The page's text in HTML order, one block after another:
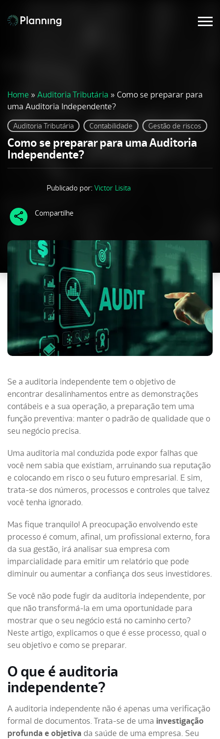
Home » Auditoria Tributária » Como se preparar para
uma Auditoria Independente?
Auditoria Tributária Contabilidade Gestão de riscos
Como se preparar para uma Auditoria
Independente?
Publicado por: Victor Lisita
Compartilhe
Se a auditoria independente tem o objetivo de
encontrar desalinhamentos entre as demonstrações
contábeis e a sua operação, a preparação tem uma
função preventiva: manter o padrão de qualidade que o
seu negócio precisa.
Uma auditoria mal conduzida pode expor falhas que
você nem sabia que existiam, arruinando sua reputação
e colocando em risco o seu futuro empresarial. E sim,
trata-se dos números, processos e controles que talvez
você tenha ignorado.
Mas fique tranquilo! A preocupação envolvendo este
processo é comum, afinal, um profissional externo, fora
da sua gestão, irá analisar sua empresa com
imparcialidade para emitir um relatório que pode
diminuir ou aumentar a confiança dos seus investidores.
Se você não pode fugir da auditoria independente, por
que não transformá-la em uma oportunidade para
mostrar que o seu negócio está no caminho certo?
Neste artigo, explicamos o que é esse processo, qual o
seu objetivo e como se preparar.
O que é auditoria
independente?
A auditoria independente não é apenas uma verificação
formal de documentos. Trata-se de uma investigação
profunda e objetiva da saúde de uma empresa. Seu